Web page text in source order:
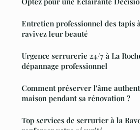
Entretien professionnel des tapis
ravivez leur beauté
Urgence serrurerie 24/7 à La
dépannage professionnel
Comment préserver l'âme
maison pendant sa rénovation ?
Top services de serrurier à la